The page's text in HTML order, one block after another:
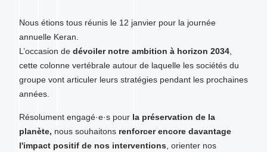
Nous étions tous réunis le 12 janvier pour la journée
annuelle Keran.
L’occasion de dévoiler notre ambition à horizon 2034,
cette colonne vertébrale autour de laquelle les sociétés du
groupe vont articuler leurs stratégies pendant les prochaines
années.
Résolument engagé·e·s pour la préservation de la
planète, nous souhaitons renforcer encore davantage
l'impact positif de nos interventions, orienter nos